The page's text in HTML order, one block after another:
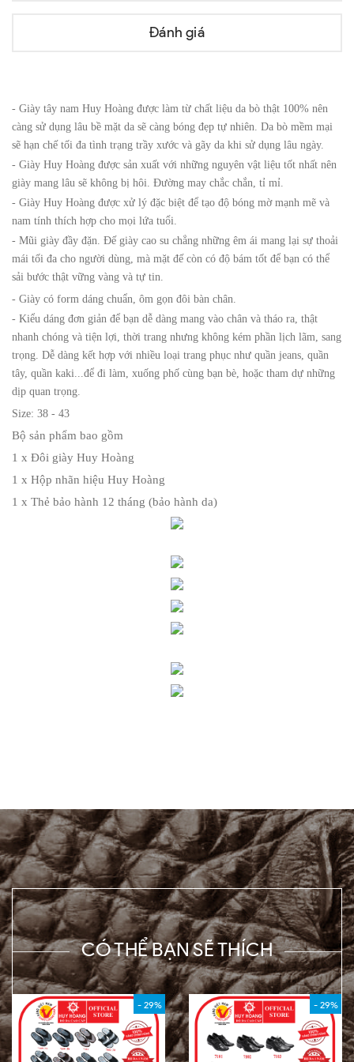
Đánh giá
- Giày tây nam Huy Hoàng được làm từ chất liệu da bò thật 100% nên
càng sử dụng lâu bề mặt da sẽ càng bóng đẹp tự nhiên. Da bò mềm mại
sẽ hạn chế tối đa tình trạng trầy xước và gãy da khi sử dụng lâu ngày.
- Giày Huy Hoàng được sản xuất với những nguyên vật liệu tốt nhất nên
giày mang lâu sẽ không bị hôi. Đường may chắc chắn, tỉ mỉ.
- Giày Huy Hoàng được xử lý đặc biệt để tạo độ bóng mờ mạnh mẽ và
nam tính thích hợp cho mọi lứa tuổi.
- Mũi giày đầy đặn. Đế giày cao su chẳng những êm ái mang lại sự thoải
mái tối đa cho người dùng, mà mặt đế còn có độ bám tốt để bạn có thể
sải bước thật vững vàng và tự tin.
- Giày có form dáng chuẩn, ôm gọn đôi bàn chân.
- Kiểu dáng đơn giản để bạn dễ dàng mang vào chân và tháo ra, thật
nhanh chóng và tiện lợi, thời trang nhưng không kém phần lịch lãm, sang
trọng. Dễ dàng kết hợp với nhiều loại trang phục như quần jeans, quần
tây, quần kaki...để đi làm, xuống phố cùng bạn bè, hoặc tham dự những
dịp quan trọng.
Size: 38 - 43
Bộ sản phẩm bao gồm
1 x Đôi giày Huy Hoàng
1 x Hộp nhãn hiệu Huy Hoàng
1 x Thẻ bảo hành 12 tháng (bảo hành da)
CÓ THỂ BẠN SẼ THÍCH
- 29% - 29%